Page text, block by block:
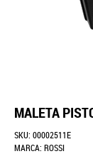
MALETA
SKU: 00002511E
MARCA: ROSSI